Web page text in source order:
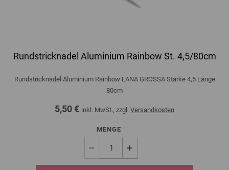
Rundstricknadel Aluminium Rainbow St. 4,5/80cm
Rundstricknadel Aluminium Rainbow LANA GROSSA Stärke 4,5 Länge
80cm
5,50 € inkl. MwSt., zzgl. Versandkosten
MENGE